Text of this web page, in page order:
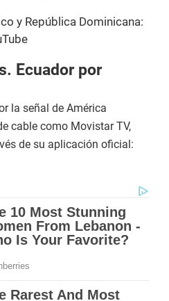
y República Dominicana:
Ecuador por
la señal de América
cable como Movistar TV,
de su aplicación oficial: